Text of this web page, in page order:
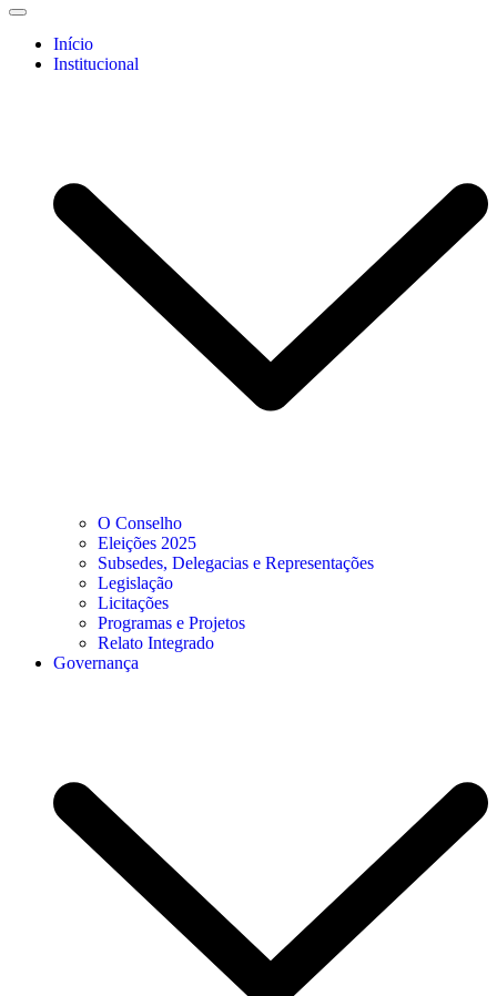
Início
Institucional
O Conselho
Eleições 2025
Subsedes, Delegacias e Representações
Legislação
Licitações
Programas e Projetos
Relato Integrado
Governança